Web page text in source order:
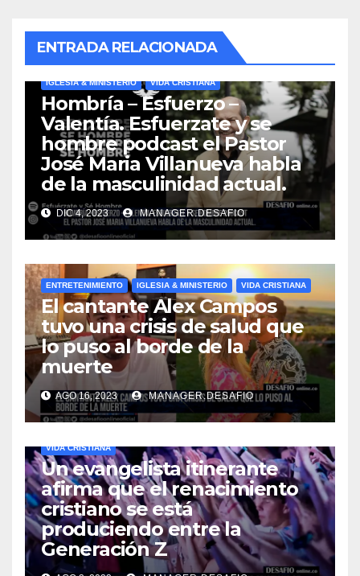
ENTRADA RELACIONADA
IGLESIA & MINISTERIO VIDA CRISTIANA
Hombría – Esfuerzo –
Valentía. Esfuerzate y se
hombre podcast el Pastor
José Maria Villanueva habla
de la masculinidad actual.
DIC 4, 2023 MANAGER.DESAFIO
ENTRETENIMIENTO IGLESIA & MINISTERIO VIDA CRISTIANA
El cantante Alex Campos
tuvo una crisis de salud que
lo puso al borde de la
muerte
AGO 16, 2023 MANAGER.DESAFIO
VIDA CRISTIANA
Un evangelista itinerante
afirma que el renacimiento
cristiano se está
produciendo entre la
Generación Z